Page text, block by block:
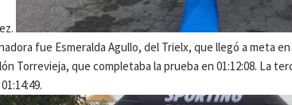
fue Esmeralda Agullo, del Trielx, que llegó a meta
Torrevieja, que completaba la prueba en 01:12:08. La